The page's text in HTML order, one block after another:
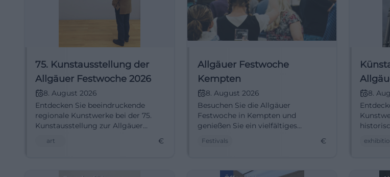
75. Kunstausstellung der
Allgäuer Festwoche 2026
8. August 2026
Entdecken Sie beeindruckende
regionale Kunstwerke bei der 75.
Kunstausstellung zur Allgäuer
art €
Allgäuer Festwoche
Kempten
8. August 2026
Besuchen Sie die Allgäuer
Festwoche in Kempten und
genießen Sie ein vielfältiges
Unterhaltung.
Festivals €
8.